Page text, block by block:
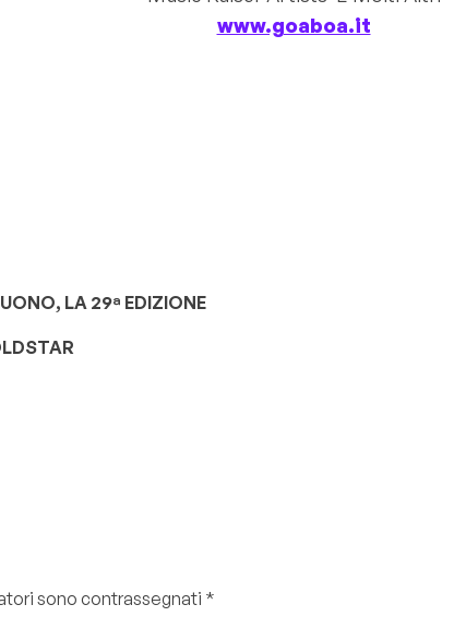
www.goaboa.it
LA 29ª EDIZIONE
sono contrassegnati *